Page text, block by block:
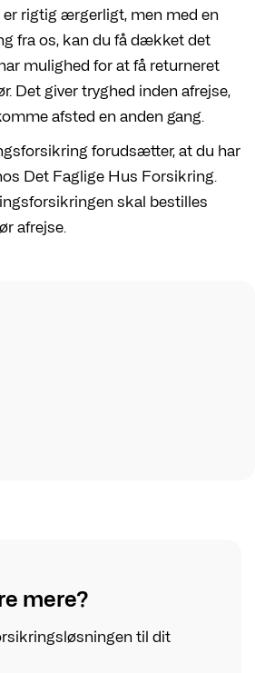
rigtig ærgerligt, men med en
fra os, kan du få dækket det
mulighed for at få returneret
Det giver tryghed inden afrejse,
afsted en anden gang.
forudsætter, at du har
Det Faglige Hus Forsikring.
skal bestilles
afrejse.
mere?
til dit